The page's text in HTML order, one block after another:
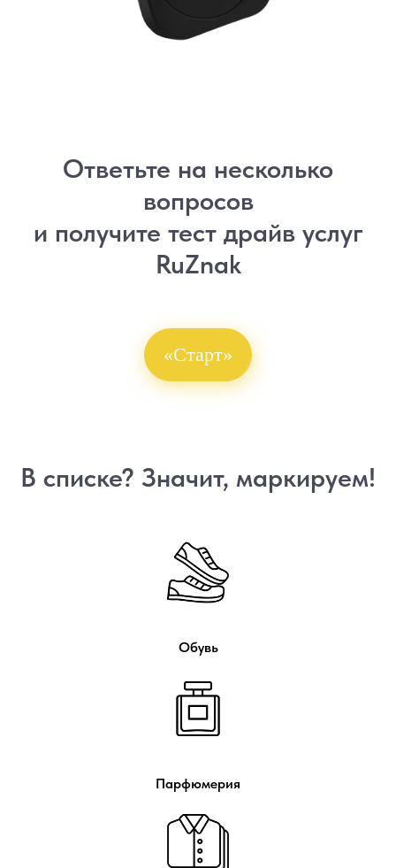
Ответьте на несколько
вопросов
и получите тест драйв услуг
RuZnak
«Старт»
В списке? Значит, маркируем!
Обувь
Парфюмерия